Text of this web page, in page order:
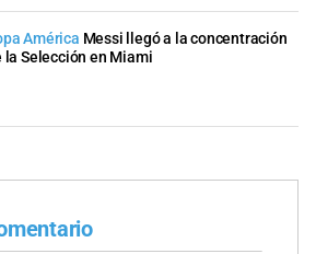
América Messi llegó a la concentración
la Selección en Miami